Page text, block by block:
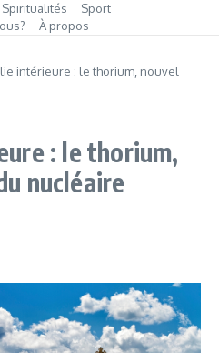
Spiritualités
Sport
À propos
intérieure : le thorium, nouvel
: le thorium,
nucléaire